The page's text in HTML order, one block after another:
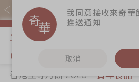
易賞錢會員憑推廣碼購買現貨產品
關於奇華 奇華餅食
香港至尊月餅 2026 賀年食品
我同意接收來奇華
推送通知
取消